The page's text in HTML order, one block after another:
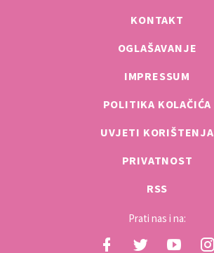
KONTAKT
OGLAŠAVANJE
IMPRESSUM
POLITIKA KOLAČIĆA
UVJETI KORIŠTENJA
PRIVATNOST
RSS
Prati nas i na: